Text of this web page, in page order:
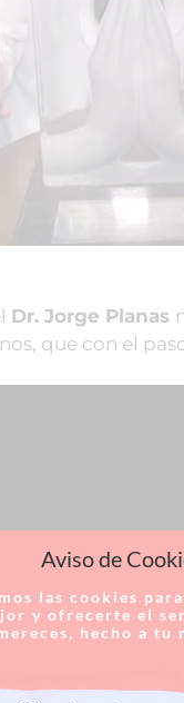
Dr. Jorge Planas
que con el
Aviso de
las cookies
y ofrecerte el
hecho a tu